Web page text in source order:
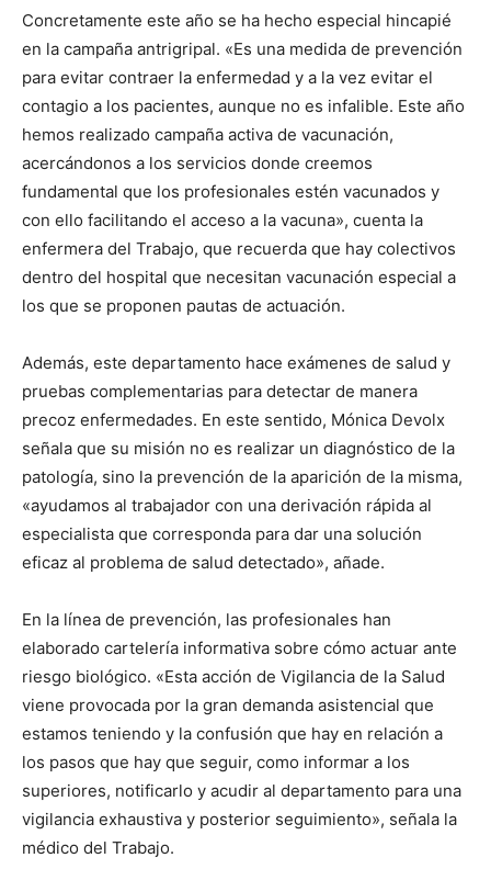
Concretamente este año se ha hecho especial hincapié
en la campaña antrigripal. «Es una medida de prevención
para evitar contraer la enfermedad y a la vez evitar el
contagio a los pacientes, aunque no es infalible. Este año
hemos realizado campaña activa de vacunación,
acercándonos a los servicios donde creemos
fundamental que los profesionales estén vacunados y
con ello facilitando el acceso a la vacuna», cuenta la
enfermera del Trabajo, que recuerda que hay colectivos
dentro del hospital que necesitan vacunación especial a
los que se proponen pautas de actuación.
Además, este departamento hace exámenes de salud y
pruebas complementarias para detectar de manera
precoz enfermedades. En este sentido, Mónica Devolx
señala que su misión no es realizar un diagnóstico de la
patología, sino la prevención de la aparición de la misma,
«ayudamos al trabajador con una derivación rápida al
especialista que corresponda para dar una solución
eficaz al problema de salud detectado», añade.
En la línea de prevención, las profesionales han
elaborado cartelería informativa sobre cómo actuar ante
riesgo biológico. «Esta acción de Vigilancia de la Salud
viene provocada por la gran demanda asistencial que
estamos teniendo y la confusión que hay en relación a
los pasos que hay que seguir, como informar a los
superiores, notificarlo y acudir al departamento para una
vigilancia exhaustiva y posterior seguimiento», señala la
médico del Trabajo.